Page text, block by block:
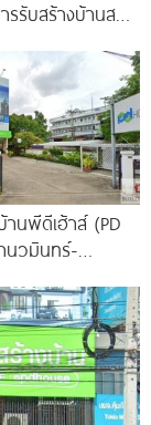
รับสร้างบ้านสวย
นพีดีเฮ้าส์ (PD
นวมินทร์-